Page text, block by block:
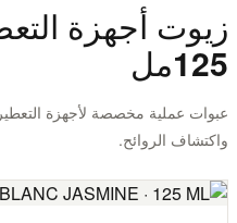
زيوت أجهزة
125مل
عبوات عملية مخصصة لأجهزة
واكتشاف الروائح.